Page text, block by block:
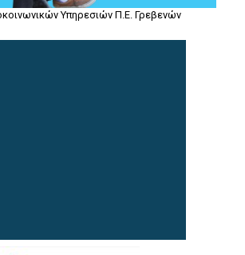
Υπηρεσιών Π.Ε. Γρεβενών